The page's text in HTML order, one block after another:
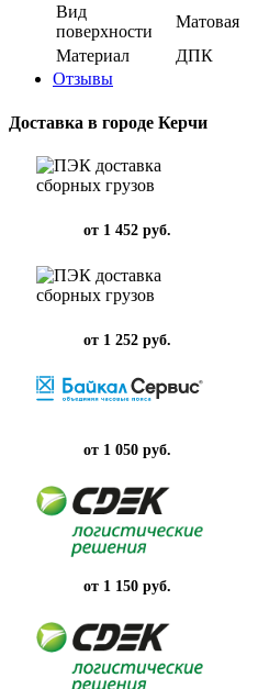
Вид
поверхности
Матовая
Материал
ДПК
Отзывы
Доставка в городе Керчи
от 1 452 руб.
от 1 252 руб.
от 1 050 руб.
от 1 150 руб.